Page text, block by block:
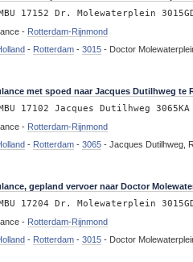
17152 Dr. Molewaterplein
- Rotterdam-Rijnmond
- Rotterdam -3015 - Doctor
met spoed naar Jacques Dutilhweg te
17102 Jacques Dutilhweg 3065KA
- Rotterdam-Rijnmond
- Rotterdam -3065 -Jacques Dutilhweg,
gepland vervoer naar Doctor
17204 Dr. Molewaterplein
- Rotterdam-Rijnmond
- Rotterdam -3015 - Doctor